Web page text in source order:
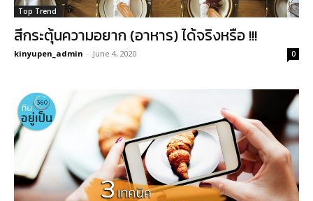
Top Trend
สีกระตุ้นความอยาก (อาหาร) ได้จริงหรือ !!!
kinyupen_admin - June 4, 2020 0